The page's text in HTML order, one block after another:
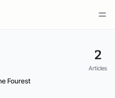
2
Articles
Fourest